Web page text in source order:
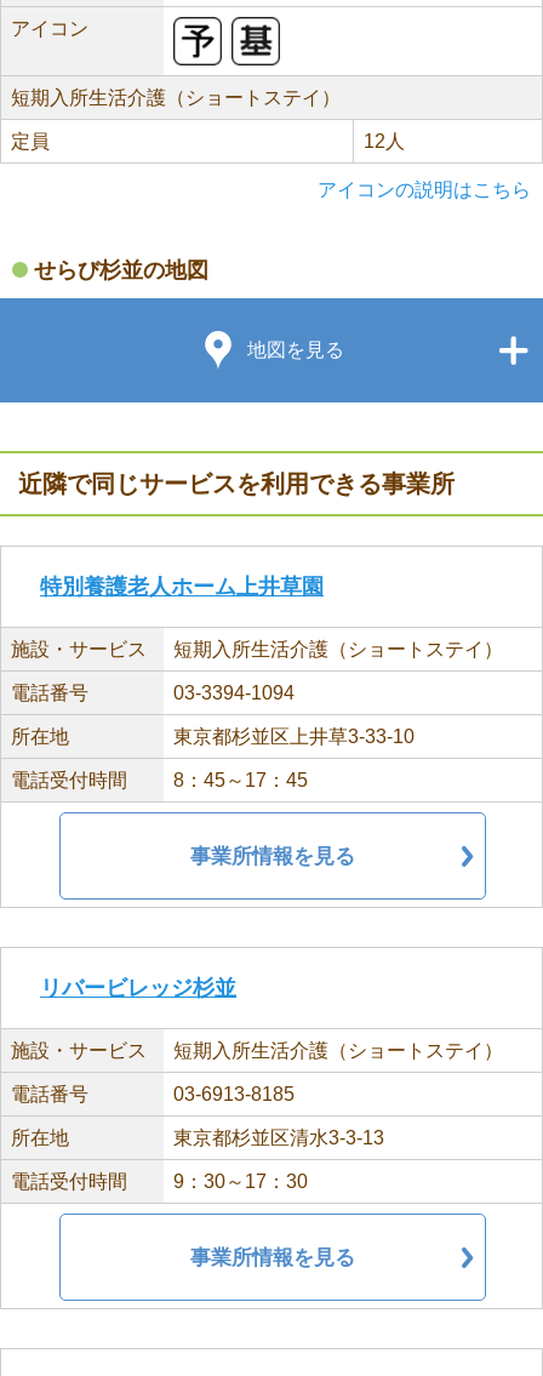
アイコン
短期入所生活介護（ショートステイ）
定員 12人
アイコンの説明はこちら
せらび杉並の地図
地図を見る
近隣で同じサービスを利用できる事業所
特別養護老人ホーム上井草園
施設・サービス 短期入所生活介護（ショートステイ）
電話番号 03-3394-1094
所在地 東京都杉並区上井草3-33-10
電話受付時間 8：45～17：45
事業所情報を見る
リバービレッジ杉並
施設・サービス 短期入所生活介護（ショートステイ）
電話番号 03-6913-8185
所在地 東京都杉並区清水3-3-13
電話受付時間 9：30～17：30
事業所情報を見る